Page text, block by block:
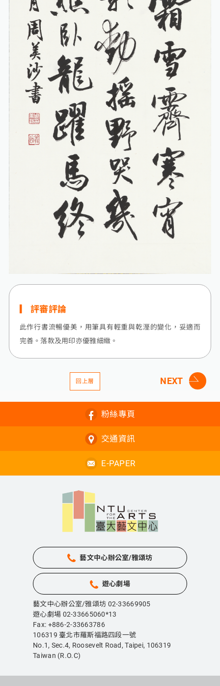
評審評論
此作行書流暢優美，用筆具有輕重與乾溼的變化，妥適而
完善。落款及用印亦優雅細緻。
回上層 NEXT
粉絲專頁
交通資訊
E-PAPER
藝文中心辦公室/雅頌坊
遊心劇場
藝文中心辦公室/雅頌坊 02-33669905
遊心劇場 02-33665060*13
Fax: +886-2-33663786
106319 臺北市羅斯福路四段一號
No.1, Sec.4, Roosevelt Road, Taipei, 106319
Taiwan (R.O.C)